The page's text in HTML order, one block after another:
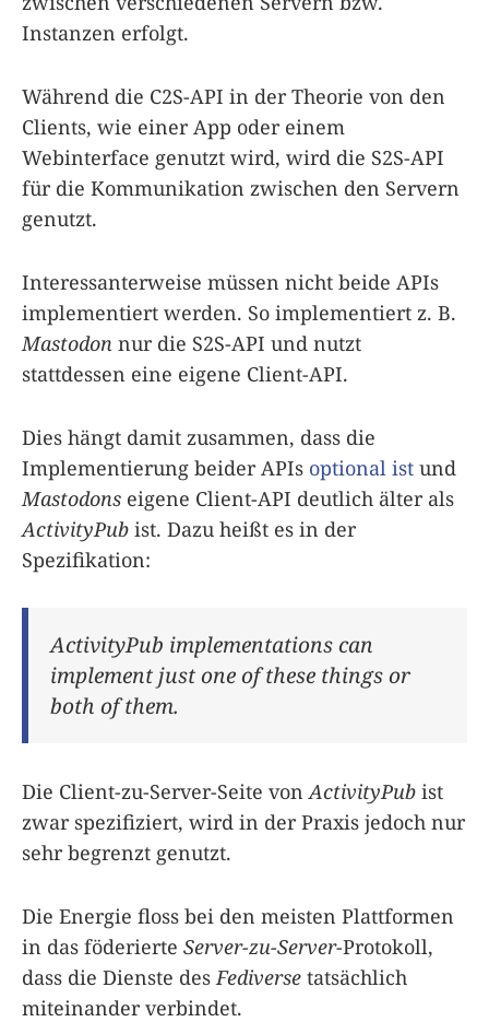
Instanzen erfolgt.
Während die C2S-API in der Theorie von den
Clients, wie einer App oder einem
Webinterface genutzt wird, wird die S2S-API
für die Kommunikation zwischen den Servern
genutzt.
Interessanterweise müssen nicht beide APIs
implementiert werden. So implementiert z. B.
Mastodon nur die S2S-API und nutzt
stattdessen eine eigene Client-API.
Dies hängt damit zusammen, dass die
Implementierung beider APIs optional ist und
Mastodons eigene Client-API deutlich älter als
ActivityPub ist. Dazu heißt es in der
Spezifikation:
ActivityPub implementations can
implement just one of these things or
both of them.
Die Client-zu-Server-Seite von ActivityPub ist
zwar spezifiziert, wird in der Praxis jedoch nur
sehr begrenzt genutzt.
Die Energie floss bei den meisten Plattformen
in das föderierte Server-zu-Server-Protokoll,
dass die Dienste des Fediverse tatsächlich
miteinander verbindet.